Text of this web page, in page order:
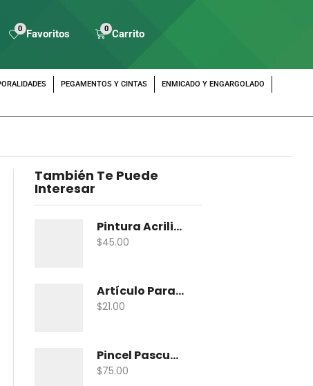
0 Favoritos 0 Carrito
PEGAMENTOS Y CINTAS
ENMICADO Y ENGARGOLADO
También Te Puede
Interesar
Pintura Acrilica Vanguardia Metalica 100 Ml
$45.00
Artículo Para Maqueta Gama Zoologico Chico
$21.00
Pincel Pascua Pin-Khab05 Con 15
$75.00